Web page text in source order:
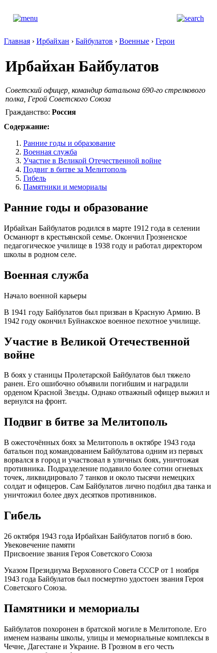
Главная › Ирбайхан › Байбулатов › Военные › Герои
Ирбайхан Байбулатов
Cоветский офицер, командир батальона 690-го стрелкового
полка, Герой Советского Союза
Гражданство: Россия
Содержание:
Ранние годы и образование
Военная служба
Участие в Великой Отечественной войне
Подвиг в битве за Мелитополь
Гибель
Памятники и мемориалы
Ранние годы и образование
Ирбайхан Байбулатов родился в марте 1912 года в селении
Османюрт в крестьянской семье. Окончил Грозненское
педагогическое училище в 1938 году и работал директором
школы в родном селе.
Военная служба
Начало военной карьеры
В 1941 году Байбулатов был призван в Красную Армию. В
1942 году окончил Буйнакское военное пехотное училище.
Участие в Великой Отечественной
войне
В боях у станицы Пролетарской Байбулатов был тяжело
ранен. Его ошибочно объявили погибшим и наградили
орденом Красной Звезды. Однако отважный офицер выжил и
вернулся на фронт.
Подвиг в битве за Мелитополь
В ожесточённых боях за Мелитополь в октябре 1943 года
батальон под командованием Байбулатова одним из первых
ворвался в город и участвовал в уличных боях, уничтожая
противника. Подразделение подавило более сотни огневых
точек, ликвидировало 7 танков и около тысячи немецких
солдат и офицеров. Сам Байбулатов лично подбил два танка и
уничтожил более двух десятков противников.
Гибель
26 октября 1943 года Ирбайхан Байбулатов погиб в бою.
Увековечение памяти
Присвоение звания Героя Советского Союза
Указом Президиума Верховного Совета СССР от 1 ноября
1943 года Байбулатов был посмертно удостоен звания Героя
Советского Союза.
Памятники и мемориалы
Байбулатов похоронен в братской могиле в Мелитополе. Его
именем названы школы, улицы и мемориальные комплексы в
Чечне, Дагестане и Украине. В Грозном в его честь